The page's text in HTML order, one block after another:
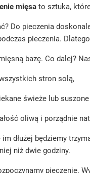
mięsa to sztuka,
Do pieczenia
pieczenia.
bazę. Co dalej?
stron solą,
świeże lub
oliwą i porządnie
im dłużej będziemy
niż dwie godziny.
pieczenie.